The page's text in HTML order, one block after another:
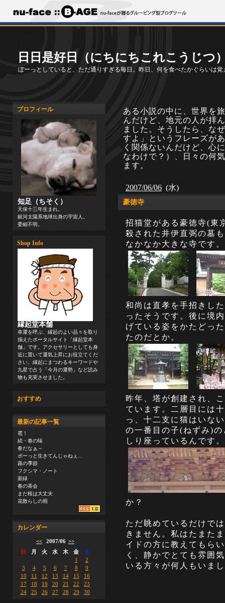
日日是好日（にちにちこれこうじつ
ぼーっとしていると、ただ通りすぎる毎日。昨日、何を食べたかぐらいは
ある小説の中に、世界を
んだけど、地元の人が拝
ました。そうしたら、な
すよ」というフレーズが
く関係ないんだけど、心
なわけで？）、日々の何
ます。
2007/06/06 (水)
豪徳寺
招猫堂がある豪徳寺(東
殺された井伊直弼の墓
なかなか大きな寺です。
和尚は直孝を手招きし
ったそうです。後に境
げている姿をかたどっ
たのだとか。
昨年、塔が創建され、
ています。二層目には
っ、十二支に猫はいな
の一番目の子(ねずみ)
しり座っているんです。
か？
ただ眺めているだけで
きません。私はたまた
イドの方に教えてもら
く、静かでとても雰囲
いる方々が何人もいま
プロフィール
知足（ちそく）
天保十三年生まれ。
銀河太陽系地球出身の宇宙人。
委細不明。
Shop Info
縁起堂本舗
幸運を呼ぶ、縁起のよい品々を取り
揃えたポータルサイト「縁起堂本
舗」です。アクセサリーとしても身
近に置いて運気上昇にお役立てくだ
さい。縁起にまつわるキーワードや
九星で占う「今月の運勢」など読み
物も充実させました。
おすすめ
最新の記事一覧
雹！
続・春の味
春だなぁ～
ボーっと生きてんじゃねぇ...
蕗の季節
フクシマ・ノート
新緑
春の茶会
まだ桜は大丈夫
花散らしの雨
カレンダー
<< 2007/06 >>
日
月 火 水 木 金
土
1
2
3
4 5 6 7 8
9
10
11 12 13 14 15
16
17
18 19 20 21 22
23
24
25 26 27 28 29 30